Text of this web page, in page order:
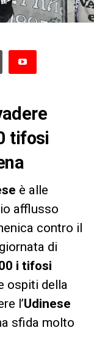
tifosi
è alle
afflusso
contro il
di
i tifosi
ospiti della
l’Udinese
sfida molto